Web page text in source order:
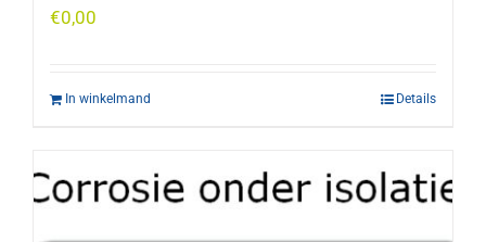
€0,00
In winkelmand Details